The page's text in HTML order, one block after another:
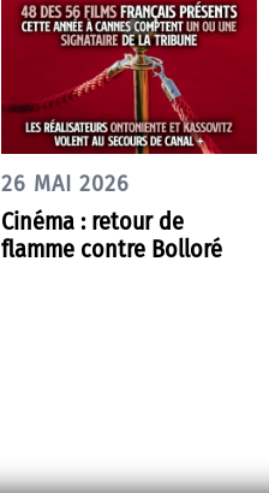
26 MAI 2026
Cinéma : retour de
flamme contre Bolloré